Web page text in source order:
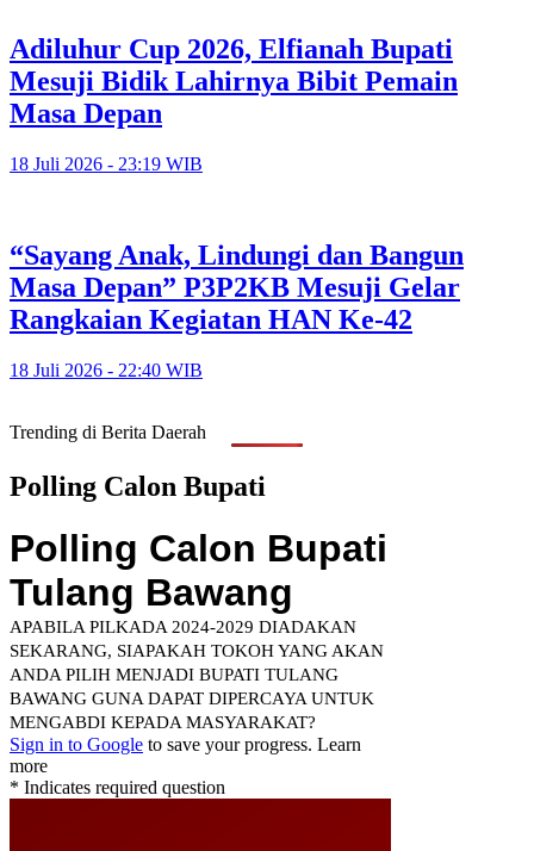
Adiluhur Cup 2026, Elfianah Bupati
Mesuji Bidik Lahirnya Bibit Pemain
Masa Depan
18 Juli 2026 - 23:19 WIB
“Sayang Anak, Lindungi dan Bangun
Masa Depan” P3P2KB Mesuji Gelar
Rangkaian Kegiatan HAN Ke-42
18 Juli 2026 - 22:40 WIB
Trending di Berita Daerah
Polling Calon Bupati